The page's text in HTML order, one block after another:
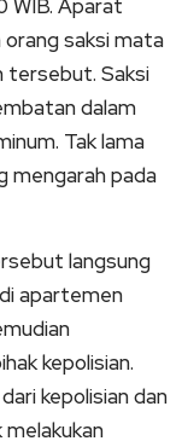
WIB. Aparat
orang saksi mata
tersebut. Saksi
dalam
Tak lama
mengarah pada
langsung
apartemen
kepolisian.
kepolisian dan